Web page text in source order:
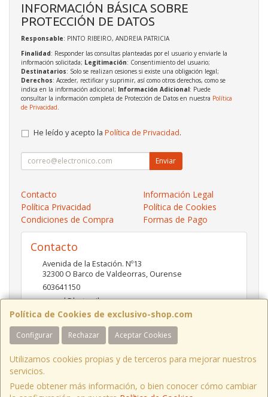
Política de Cookies de exclusivo-shop.com
Configurar Rechazar Aceptar Cookies
Utilizamos cookies propias y de terceros para mejorar nuestros
servicios.
Puede obtener más información, o bien conocer cómo cambiar
INFORMACIÓN BÁSICA SOBRE
PROTECCIÓN DE DATOS
Responsable: PINTO RIBEIRO, ANDREIA PATRICIA
Finalidad: Responder las consultas planteadas por el usuario y enviarle la
información solicitada; Legitimación: Consentimiento del usuario;
Destinatarios: Solo se realizan cesiones si existe una obligación legal;
Derechos: Acceder, rectificar y suprimir, así como otros derechos, como se
indica en la información adicional; Información Adicional: Puede
consultar la información completa de Protección de Datos en nuestra Política
de Privacidad
He leído y acepto la Política de Privacidad.
Enviar
Contacto
Información Legal
Política Privacidad
Política de Cookies
Condiciones de Compra
Formas de Pago
Contacto
Avenida de la Estación. Nº13
32300 O Barco de Valdeorras, Ourense
603641150
pc-red@hotmail.es
Horario
10:00- 13:30 / 17:00- 20:30